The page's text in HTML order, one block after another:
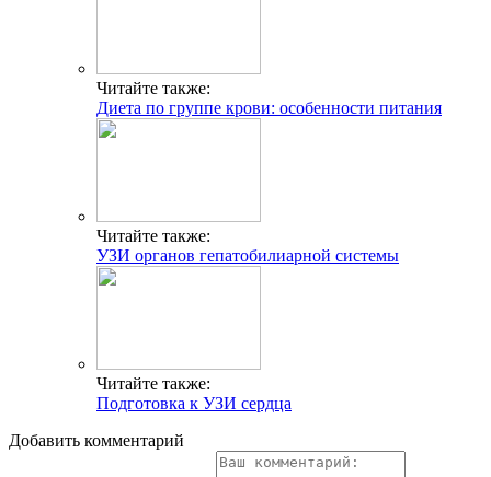
Читайте также:
Диета по группе крови: особенности питания
Читайте также:
УЗИ органов гепатобилиарной системы
Читайте также:
Подготовка к УЗИ сердца
Добавить комментарий